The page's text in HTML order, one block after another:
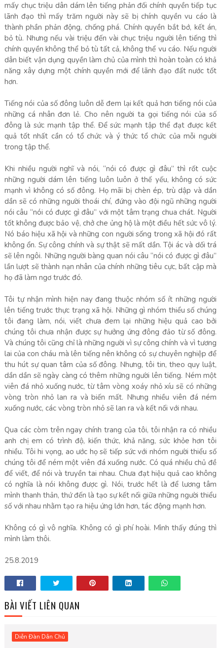
mấy chục triệu dân dám lên tiếng phản đối chính quyền tiếp tục
lãnh đạo thì mấy trăm người này sẽ bị chính quyền vu cáo là
thành phần phản động, chống phá. Chính quyền bắt bớ, kết án,
bỏ tù. Nhưng nếu vài triệu đến vài chục triệu người lên tiếng thì
chính quyền không thể bỏ tù tất cả, không thể vu cáo. Nếu người
dân biết vận dụng quyền làm chủ của mình thì hoàn toàn có khả
năng xây dựng một chính quyền mới để lãnh đạo đất nước tốt
hơn.
Tiếng nói của số đông luôn dễ đem lại kết quả hơn tiếng nói của
những cá nhân đơn lẻ. Cho nên người ta gọi tiếng nói của số
đông là sức mạnh tập thể. Để sức mạnh tập thể đạt được kết
quả tốt nhất cần có tổ chức và ý thức tổ chức của mỗi người
trong tập thể.
Khi nhiều người nghĩ và nói, “nói có được gì đâu” thì rốt cuộc
những người dám lên tiếng luôn luôn ở thế yếu, không có sức
mạnh vì không có số đông. Họ mãi bị chèn ép, trù dập và dần
dần sẽ có những người thoái chí, đứng vào đội ngũ những người
nói câu “nói có được gì đâu” với một tâm trạng chua chát. Người
tốt không được bảo vệ, chở che ủng hộ là một điều hết sức vô lý.
Nó báo hiệu xã hội và những con người sống trong xã hội đó rất
không ổn. Sự công chính và sự thật sẽ mất dần. Tội ác và dối trá
sẽ lên ngôi. Những người bàng quan nói câu “nói có được gì đâu”
lần lượt sẽ thành nạn nhân của chính những tiêu cực, bất cập mà
họ đã làm ngơ trước đó.
Tôi tự nhận mình hiện nay đang thuộc nhóm số ít những người
lên tiếng trước thực trạng xã hội. Những gì nhóm thiểu số chúng
tôi đang làm, nói, viết chưa đem lại những hiệu quả cao bởi
chúng tôi chưa nhận được sự hưởng ứng đông đảo từ số đông.
Và chúng tôi cũng chỉ là những người vì sự công chính và vì tương
lai của con cháu mà lên tiếng nên không có sự chuyên nghiệp để
thu hút sự quan tâm của số đông. Nhưng, tôi tin, theo quy luật,
dần dần sẽ ngày càng có thêm những người lên tiếng. Ném một
viên đá nhỏ xuống nước, từ tâm vòng xoáy nhỏ xíu sẽ có những
vòng tròn nhỏ lan ra và biến mất. Nhưng nhiều viên đá ném
xuống nước, các vòng tròn nhỏ sẽ lan ra và kết nối với nhau.
Qua các còm trên ngay chính trang của tôi, tôi nhận ra có nhiều
anh chị em có trình độ, kiến thức, khả năng, sức khỏe hơn tôi
nhiều. Tôi hi vọng, ao ước họ sẽ tiếp sức với nhóm người thiểu số
chúng tôi để ném một viên đá xuống nước. Có quá nhiều chủ đề
để viết, để nói và truyền tai nhau. Chưa đạt hiệu quả cao không
có nghĩa là nói không được gì. Nói, trước hết là để lương tâm
mình thanh thản, thứ đến là tạo sự kết nối giữa những người thiểu
số với nhau nhằm tạo ra hiệu ứng lớn hơn, tác động mạnh hơn.
Không có gì vô nghĩa. Không có gì phí hoài. Mình thấy đúng thì
mình làm thôi.
25.8.2019
BÀI VIẾT LIÊN QUAN
Diễn Đàn Dân Chủ